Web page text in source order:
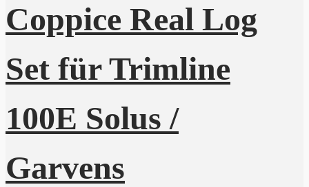
Coppice Real Log
Set für Trimline
100E Solus /
Garvens